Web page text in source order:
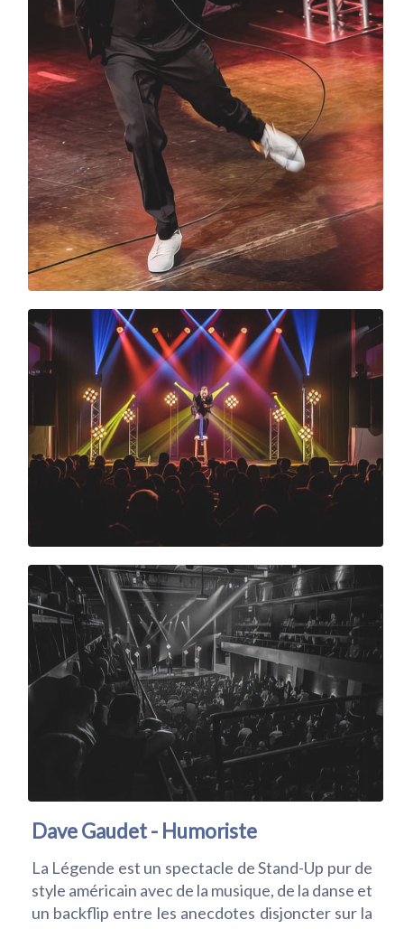
Dave Gaudet - Humoriste
La Légende est un spectacle de Stand-Up pur de
style américain avec de la musique, de la danse et
un backflip entre les anecdotes disjoncter sur la